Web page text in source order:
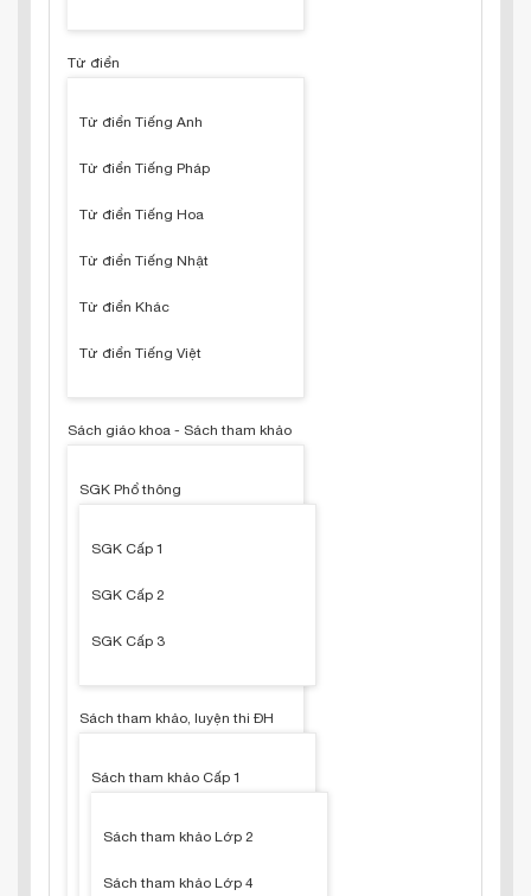
Từ điển
Từ điển Tiếng Anh
Từ điển Tiếng Pháp
Từ điển Tiếng Hoa
Từ điển Tiếng Nhật
Từ điển Khác
Từ điển Tiếng Việt
Sách giáo khoa - Sách tham khảo
SGK Phổ thông
SGK Cấp 1
SGK Cấp 2
SGK Cấp 3
Sách tham khảo, luyện thi ĐH
Sách tham khảo Cấp 1
Sách tham khảo Lớp 2
Sách tham khảo Lớp 4